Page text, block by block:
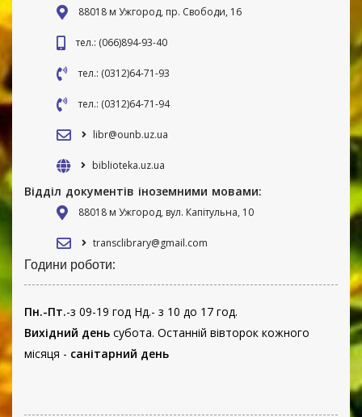
88018 м Ужгород, пр. Свободи, 16
тел.: (066)894-93-40
тел.: (0312)64-71-93
тел.: (0312)64-71-94
libr@ounb.uz.ua
biblioteka.uz.ua
Відділ документів іноземними мовами:
88018 м Ужгород, вул. Капітульна, 10
transclibrary@gmail.com
Години роботи:
Пн.-Пт.-з 09-19 год Нд.- з 10 до 17 год.
Вихідний день субота. Останній вівторок кожного
місяця - санітарний день